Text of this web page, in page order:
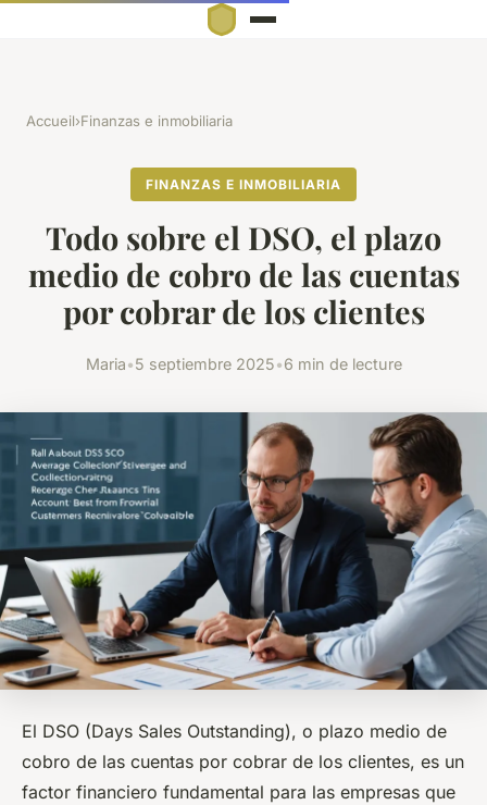
Accueil›Finanzas e inmobiliaria
FINANZAS E INMOBILIARIA
Todo sobre el DSO, el plazo
medio de cobro de las cuentas
por cobrar de los clientes
Maria•5 septiembre 2025•6 min de lecture
El DSO (Days Sales Outstanding), o plazo medio de
cobro de las cuentas por cobrar de los clientes, es un
factor financiero fundamental para las empresas que